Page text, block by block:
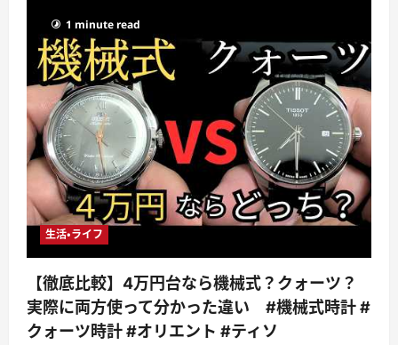
1 minute read
生活・ライフ
【徹底比較】4万円台なら機械式？クォーツ？
実際に両方使って分かった違い #機械式時計 #
クォーツ時計 #オリエント #ティソ